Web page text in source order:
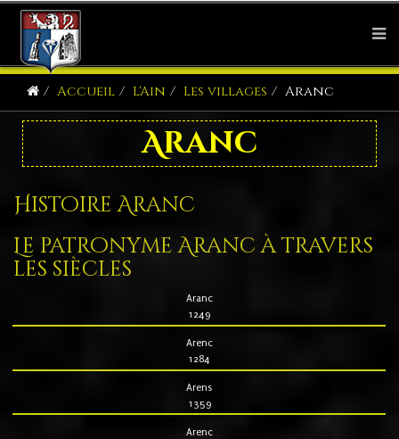
Accueil L'Ain Les villages Aranc
Aranc
Histoire Aranc
Le patronyme Aranc à travers
les siècles
Aranc
1249
Arenc
1284
Arens
1359
Arenc